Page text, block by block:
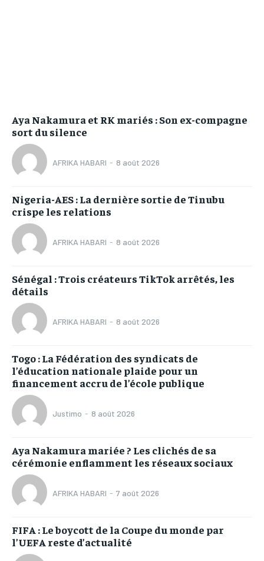
Aya Nakamura et RK mariés : Son ex-compagne
sort du silence
AFRIKA HABARI - 8 août 2026
Nigeria-AES : La dernière sortie de Tinubu
crispe les relations
AFRIKA HABARI - 8 août 2026
Sénégal : Trois créateurs TikTok arrêtés, les
détails
AFRIKA HABARI - 8 août 2026
Togo : La Fédération des syndicats de
l’éducation nationale plaide pour un
financement accru de l’école publique
Justimo - 8 août 2026
Aya Nakamura mariée ? Les clichés de sa
cérémonie enflamment les réseaux sociaux
AFRIKA HABARI - 7 août 2026
FIFA : Le boycott de la Coupe du monde par
l’UEFA reste d’actualité